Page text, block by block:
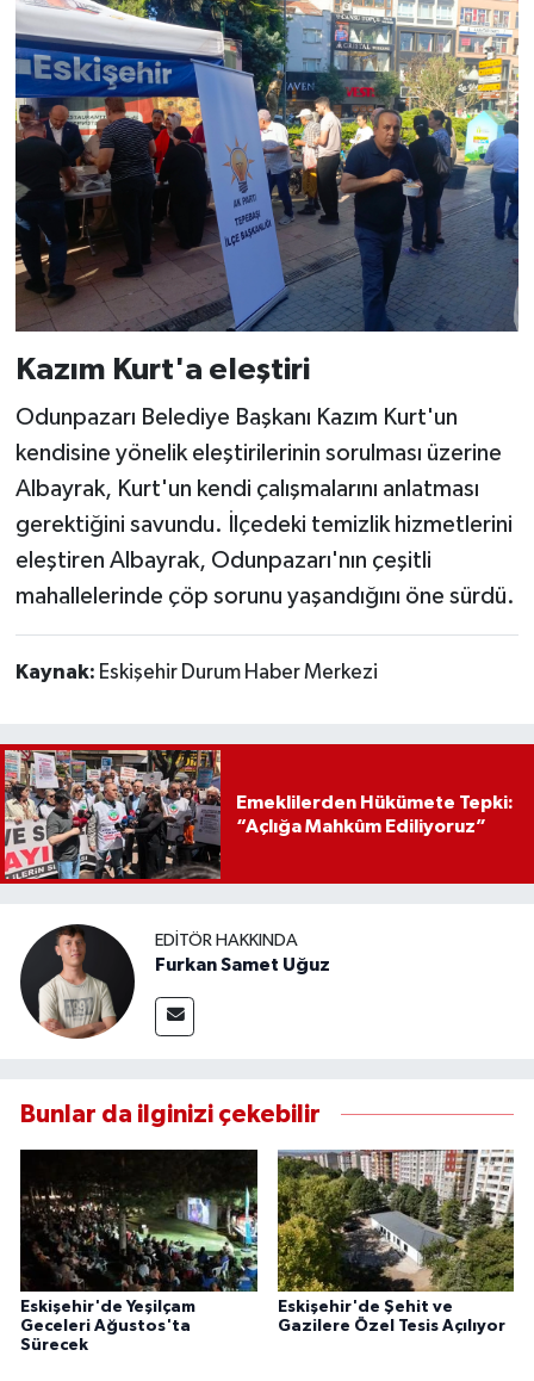
Kazım Kurt'a eleştiri
Odunpazarı Belediye Başkanı Kazım Kurt'un
kendisine yönelik eleştirilerinin sorulması üzerine
Albayrak, Kurt'un kendi çalışmalarını anlatması
gerektiğini savundu. İlçedeki temizlik hizmetlerini
eleştiren Albayrak, Odunpazarı'nın çeşitli
mahallelerinde çöp sorunu yaşandığını öne sürdü.
Kaynak: Eskişehir Durum Haber Merkezi
Emeklilerden Hükümete Tepki:
“Açlığa Mahkûm Ediliyoruz”
EDITÖR HAKKINDA
Furkan Samet Uğuz
Bunlar da ilginizi çekebilir
Eskişehir'de Yeşilçam
Geceleri Ağustos'ta
Sürecek
Eskişehir'de Şehit ve
Gazilere Özel Tesis Açılıyor